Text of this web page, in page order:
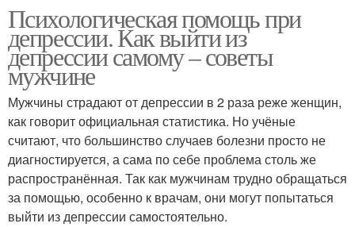
Психологическая помощь при
депрессии. Как выйти из
депрессии самому – советы
мужчине
Мужчины страдают от депрессии в 2 раза реже женщин,
как говорит официальная статистика. Но учёные
считают, что большинство случаев болезни просто не
диагностируется, а сама по себе проблема столь же
распространённая. Так как мужчинам трудно обращаться
за помощью, особенно к врачам, они могут попытаться
выйти из депрессии самостоятельно.